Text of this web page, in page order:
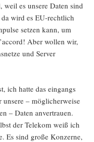
weil es unse­re Daten sind
da wird es EU-recht­lich
set­zen kann, um
Aber wol­len wir,
und Ser­ver
ich hat­te das ein­gangs
– mög­li­cher­wei­se
– Daten anver­trau­en.
der Tele­kom weiß ich
Es sind gro­ße Kon­zer­ne,